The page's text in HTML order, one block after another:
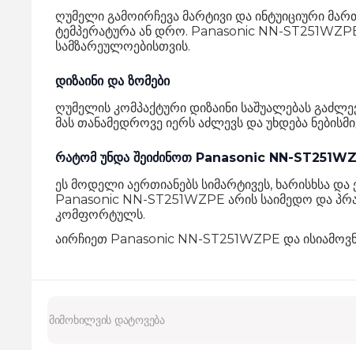
ღუმელი გამოირჩევა მარტივი და ინტუიციური
ტემპერატურა ან დრო. Panasonic NN-
სამზარეულოებისთვის.
დიზაინი და ზომები
ღუმელის კომპაქტური დიზაინი საშუალებას
მას თანამედროვე იერს აძლევს და უხდება
რატომ უნდა შეიძინოთ Panasonic NN-
ეს მოდელი აერთიანებს სიმარტივეს, ხარისხსა
Panasonic NN-ST251WZPE არის საიმედო და
კომფორტულს.
აირჩიეთ Panasonic NN-ST251WZPE და